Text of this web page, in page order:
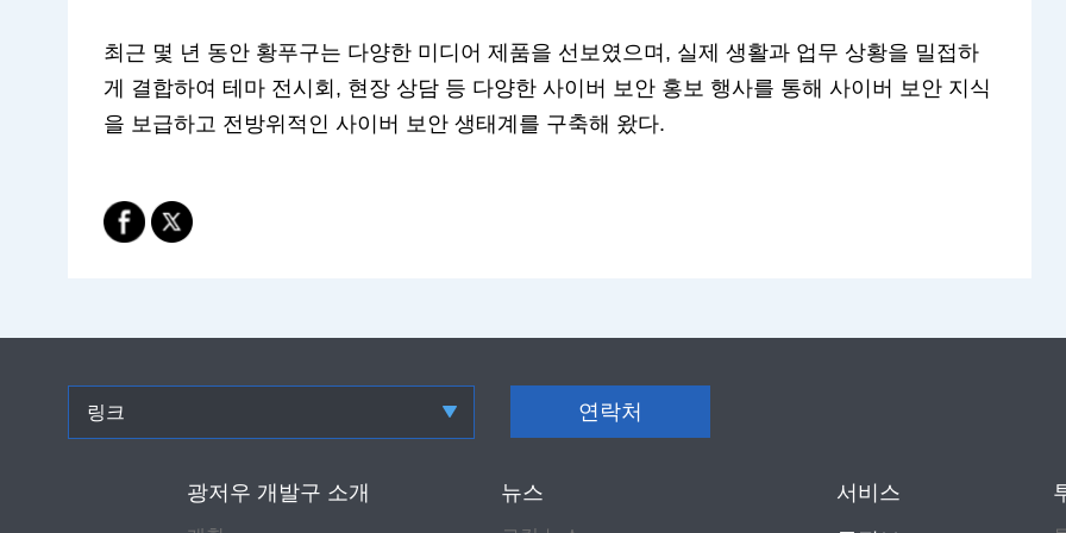
최근 몇 년 동안 황푸구는 다양한 미디어 제품을 선보였으며, 실제 생활과 업무 상황을 밀접하
게 결합하여 테마 전시회, 현장 상담 등 다양한 사이버 보안 홍보 행사를 통해 사이버 보안 지식
을 보급하고 전방위적인 사이버 보안 생태계를 구축해 왔다.
링크 연락처
광저우 개발구 소개 뉴스
서비스